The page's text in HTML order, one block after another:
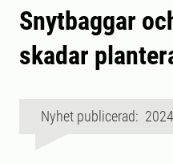
Snytbaggar
skadar
Nyhet publicerad: